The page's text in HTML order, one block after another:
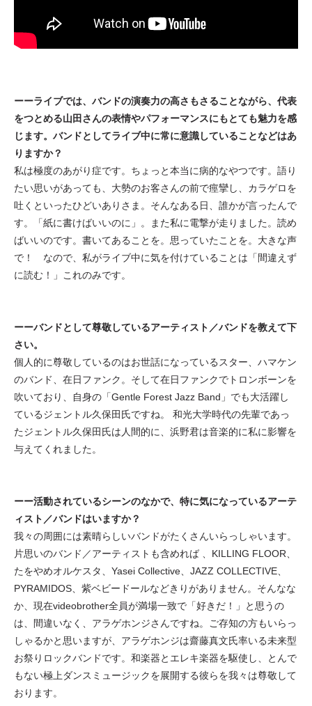
ーーライブでは、バンドの演奏力の高さもさることながら、代表
をつとめる山田さんの表情やパフォーマンスにもとても魅力を感
じます。バンドとしてライブ中に常に意識していることなどはあ
りますか？
私は極度のあがり症です。ちょっと本当に病的なやつです。語り
たい思いがあっても、大勢のお客さんの前で痙攣し、カラゲロを
吐くといったひどいありさま。そんなある日、誰かが言ったんで
す。「紙に書けばいいのに」。また私に電撃が走りました。読め
ばいいのです。書いてあることを。思っていたことを。大きな声
で！ なので、私がライブ中に気を付けていることは「間違えず
に読む！」これのみです。
ーーバンドとして尊敬しているアーティスト／バンドを教えて下
さい。
個人的に尊敬しているのはお世話になっているスター、ハマケン
のバンド、在日ファンク。そして在日ファンクでトロンボーンを
吹いており、自身の「Gentle Forest Jazz Band」でも大活躍し
ているジェントル久保田氏ですね。 和光大学時代の先輩であっ
たジェントル久保田氏は人間的に、浜野君は音楽的に私に影響を
与えてくれました。
ーー活動されているシーンのなかで、特に気になっているアーテ
ィスト／バンドはいますか？
我々の周囲には素晴らしいバンドがたくさんいらっしゃいます。
片思いのバンド／アーティストも含めれば 、KILLING FLOOR、
たをやめオルケスタ、Yasei Collective、JAZZ COLLECTIVE、
PYRAMIDOS、紫ベビードールなどきりがありません。そんなな
か、現在videobrother全員が満場一致で「好きだ！」と思うの
は、間違いなく、アラゲホンジさんですね。ご存知の方もいらっ
しゃるかと思いますが、アラゲホンジは齋藤真文氏率いる未来型
お祭りロックバンドです。和楽器とエレキ楽器を駆使し、とんで
もない極上ダンスミュージックを展開する彼らを我々は尊敬して
おります。